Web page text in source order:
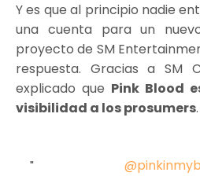
Y es que al principio nadie
una cuenta para un
proyecto de SM
respuesta. Gracias a SM
explicado que Pink Blood
visibilidad a los prosumers.